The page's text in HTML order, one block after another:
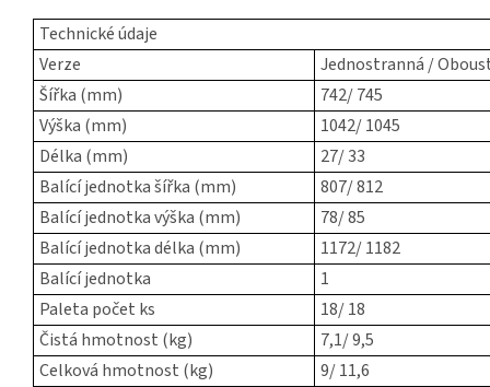
Technické údaje
Verze
Jednostranná /
Šířka (mm)
742/ 745
Výška (mm)
1042/ 1045
Délka (mm)
27/ 33
Balící jednotka šířka (mm)
807/ 812
Balící jednotka výška (mm)
78/ 85
Balící jednotka délka (mm)
1172/ 1182
Balící jednotka
1
Paleta počet ks
18/ 18
Čistá hmotnost (kg)
7,1/ 9,5
Celková hmotnost (kg)
9/ 11,6